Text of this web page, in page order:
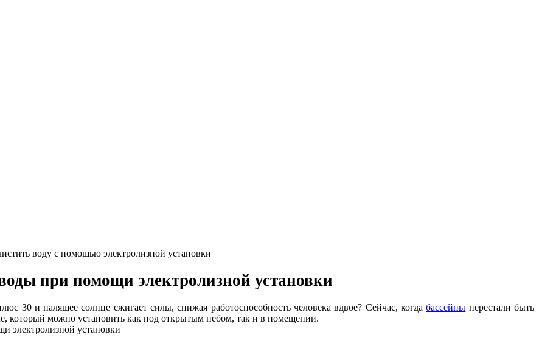
воду с помощью электролизной установки
при помощи электролизной установки
30 и палящее солнце сжигает силы, снижая работоспособность человека вдвое? Сейчас, когдабассейны перестали быть
который можно установить как под открытым небом, так и в помещении.